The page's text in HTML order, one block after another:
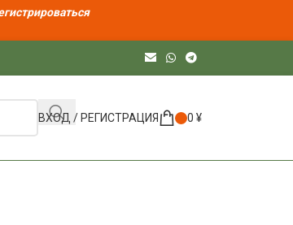
ВХОД / РЕГИСТРАЦИЯ 0 ¥